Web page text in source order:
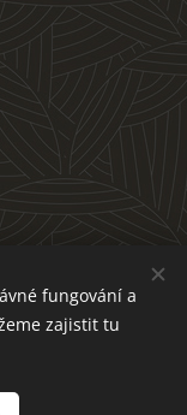
Cookies
fungování a
zajistit tu